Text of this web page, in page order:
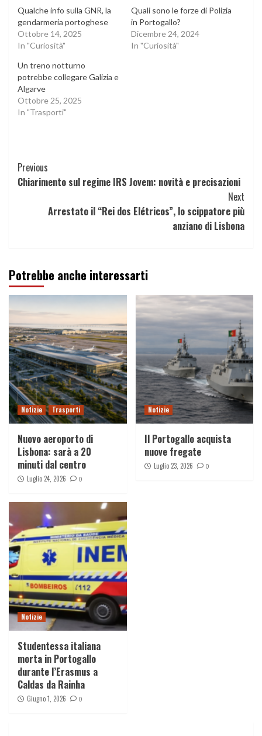
Qualche info sulla GNR, la
gendarmeria portoghese
Ottobre 14, 2025
In "Curiosità"
Quali sono le forze di Polizia
in Portogallo?
Dicembre 24, 2024
In "Curiosità"
Un treno notturno
potrebbe collegare Galizia e
Algarve
Ottobre 25, 2025
In "Trasporti"
Continue
Reading
Previous
Chiarimento sul regime IRS Jovem: novità e precisazioni
Next
Arrestato il “Rei dos Elétricos”, lo scippatore più
anziano di Lisbona
Potrebbe anche interessarti
Notizie Trasporti
Nuovo aeroporto di
Lisbona: sarà a 20
minuti dal centro
Luglio 24, 2026 0
Notizie
Il Portogallo acquista
nuove fregate
Luglio 23, 2026 0
Notizie
Studentessa italiana
morta in Portogallo
durante l’Erasmus a
Caldas da Rainha
Giugno 1, 2026 0